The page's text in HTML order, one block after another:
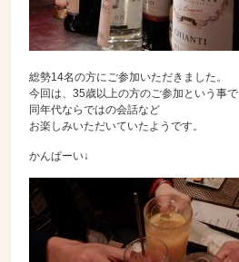
総勢14名の方にご参加いただきました。
今回は、35歳以上の方のご参加という事で
同年代ならではの会話など
お楽しみいただいていたようです。
かんぱーい↓